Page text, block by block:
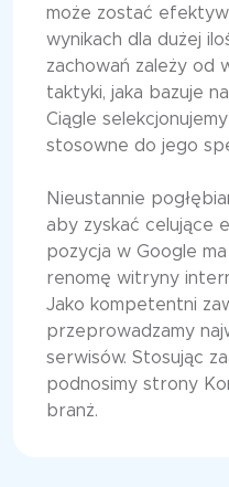
może zostać
wynikach dla dużej
zachowań zależy od
taktyki, jaka bazuje
Ciągle
stosowne do jego
Nieustannie
aby zyskać celujące
pozycja w Google
renomę witryny
Jako kompetentni
przeprowadzamy
serwisów. Stosując
podnosimy strony
branż.